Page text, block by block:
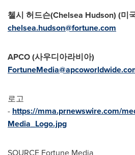
첼시 허드슨(Chelsea Hudson) (미
chelsea.hudson@fortune.com
APCO (사우디아라비아)
로고
- https://mma.prnewswire.com/
Media_Logo.jpg
SOURCE Fortune Media